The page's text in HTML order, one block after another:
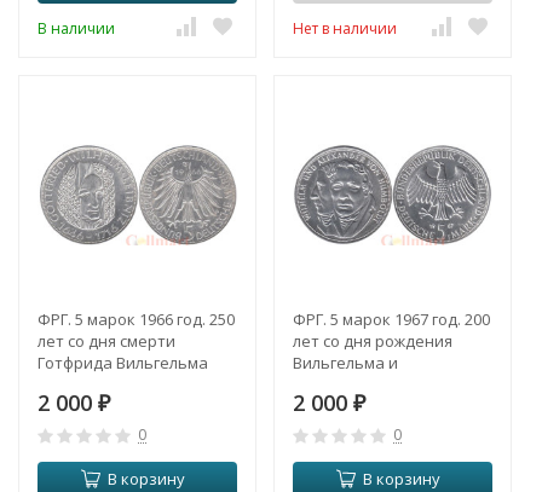
В наличии Нет в наличии
ФРГ. 5 марок 1966 год. 250
лет со дня смерти
Готфрида Вильгельма
2 000 ₽
0
В корзину
ФРГ. 5 марок 1967 год. 200
лет со дня рождения
Вильгельма и
Гумбольдтов.
2 000 ₽
0
В корзину